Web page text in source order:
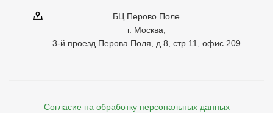
БЦ Перово Поле
г. Москва,
3-й проезд Перова Поля, д.8, стр.11, офис 209
Согласие на обработку персональных данных